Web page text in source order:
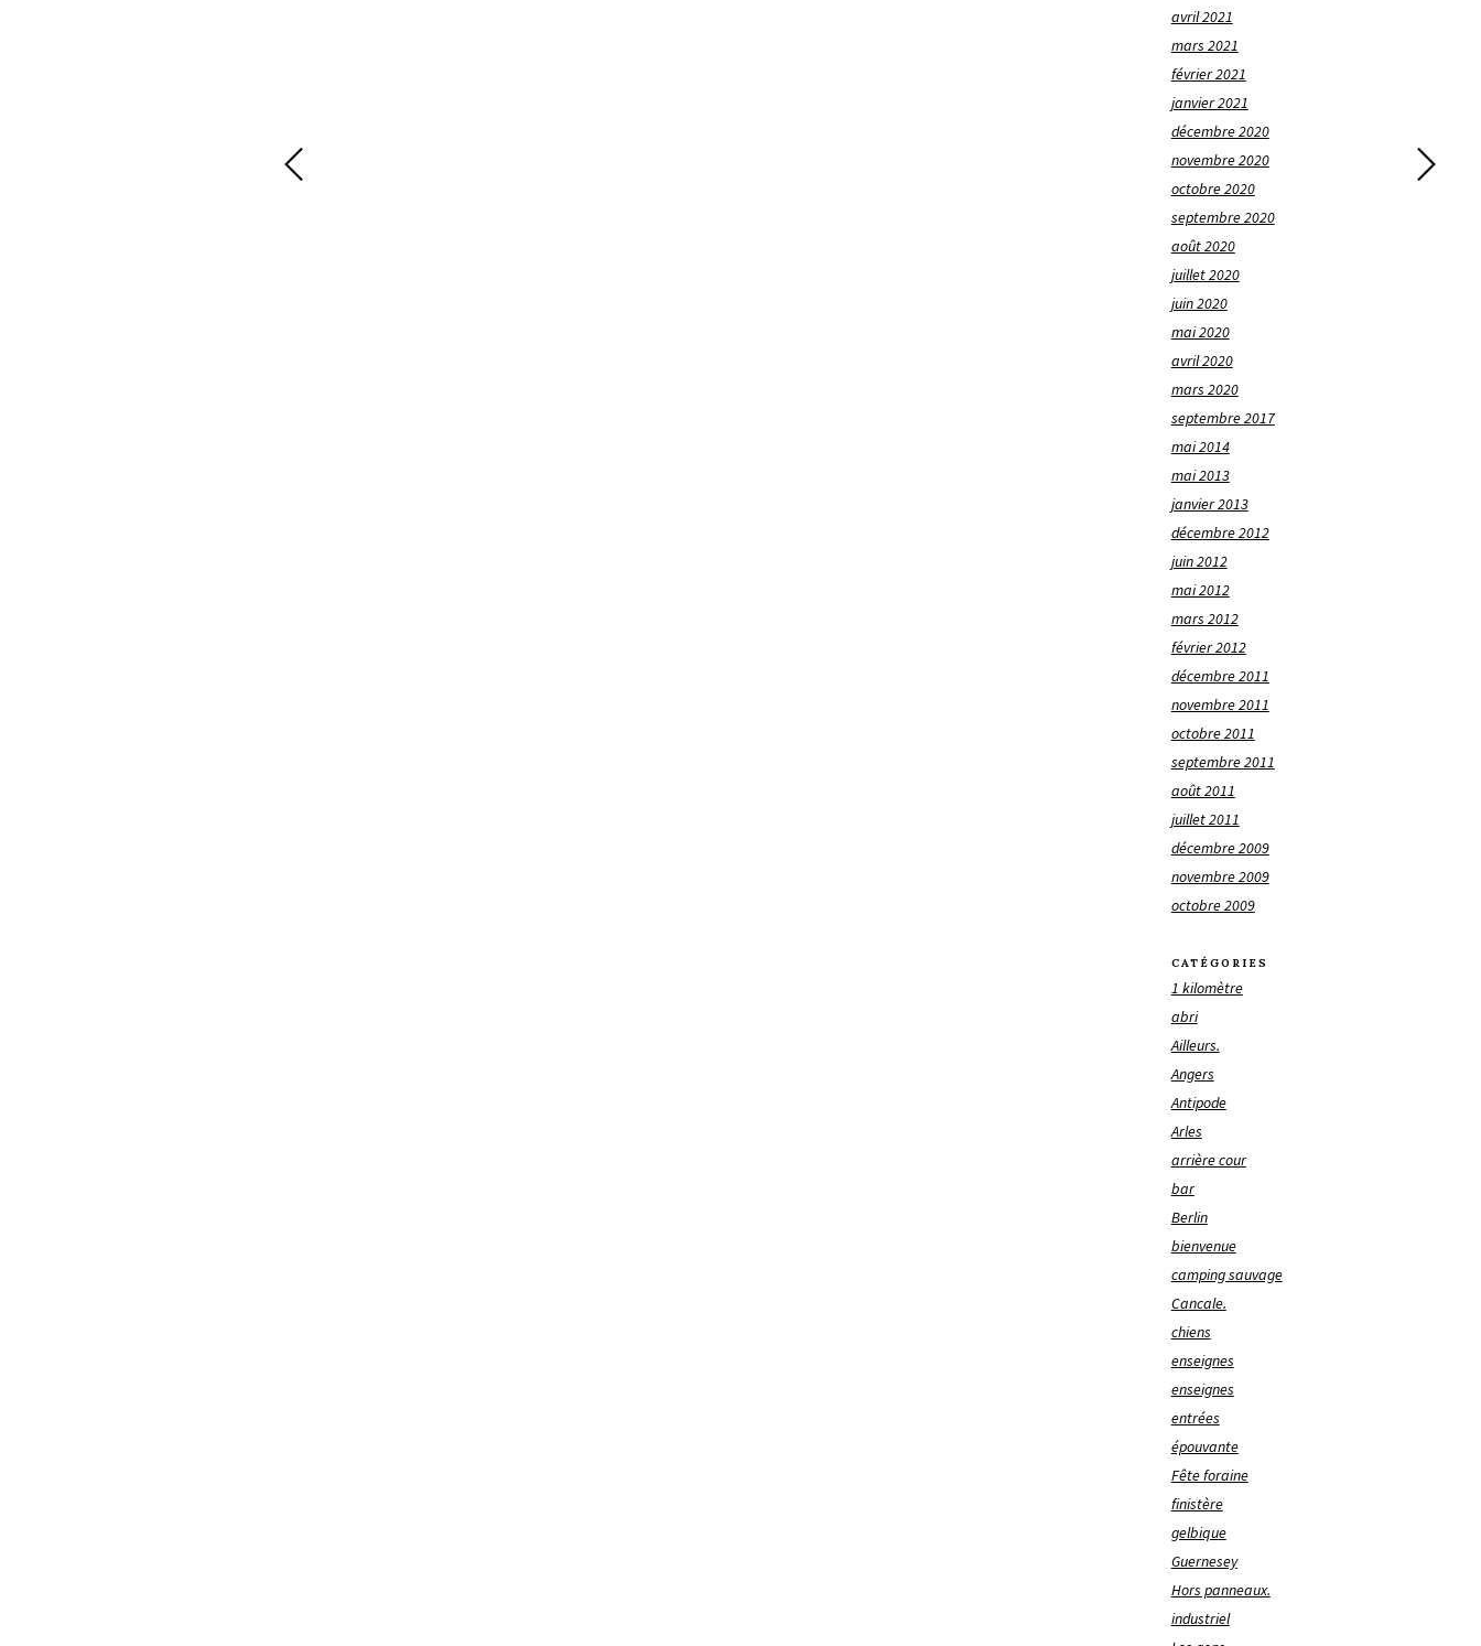
avril 2021
mars 2021
février 2021
janvier 2021
décembre 2020
novembre 2020
octobre 2020
septembre 2020
août 2020
juillet 2020
juin 2020
mai 2020
avril 2020
mars 2020
septembre 2017
mai 2014
mai 2013
janvier 2013
décembre 2012
juin 2012
mai 2012
mars 2012
février 2012
décembre 2011
novembre 2011
octobre 2011
septembre 2011
août 2011
juillet 2011
décembre 2009
novembre 2009
octobre 2009
CATÉGORIES
1 kilomètre
abri
Ailleurs.
Angers
Antipode
Arles
arrière cour
bar
Berlin
bienvenue
camping sauvage
Cancale.
chiens
enseignes
enseignes
entrées
épouvante
Fête foraine
finistère
gelbique
Guernesey
Hors panneaux.
industriel